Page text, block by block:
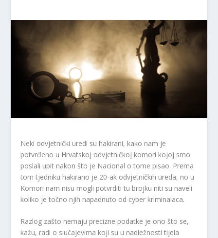
Neki odvjetnički uredi su hakirani, kako nam je
potvrđeno u Hrvatskoj odvjetničkoj komori kojoj smo
poslali upit nakon što je Nacional o tome pisao. Prema
tom tjedniku hakirano je 20-ak odvjetničkih ureda, no u
Komori nam nisu mogli potvrditi tu brojku niti su naveli
koliko je točno njih napadnuto od cyber kriminalaca.
Razlog zašto nemaju precizne podatke je ono što se,
kažu, radi o slučajevima koji su u nadležnosti tijela